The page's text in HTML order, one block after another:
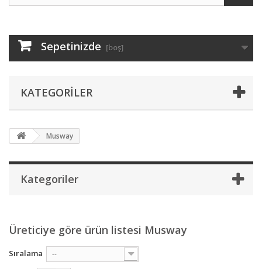
Sepetinizde [boş]
KATEGORILER
Musway
Kategoriler
Üreticiye göre ürün listesi Musway
Sıralama --